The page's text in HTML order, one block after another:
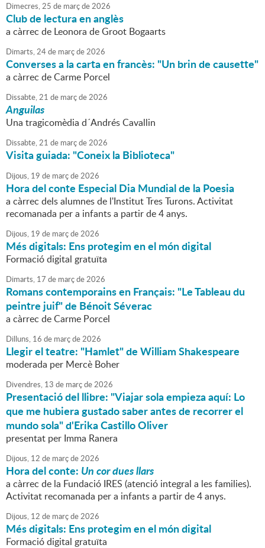
Dimecres,25 de marçde2026
Club de lectura en anglès
a càrrec de Leonora de Groot Bogaarts
Dimarts,24de marçde2026
Converses a la carta en francès: "Un brin de causette"
a càrrec de Carme Porcel
Dissabte,21 de marçde2026
Anguilas
Una tragicomèdia d´Andrés Cavallin
Dissabte,21 de marçde2026
Visita guiada: "Coneix la Biblioteca"
Dijous, 19 de marçde2026
Hora del conte Especial Dia Mundial de la Poesia
a càrrec dels alumnes de l'Institut Tres Turons. Activitat
recomanada per a infants a partir de 4 anys.
Dijous, 19 de marçde2026
Més digitals: Ens protegim en el món digital
Formació digital gratuïta
Dimarts, 17 de marçde2026
Romans contemporains en Français: "Le Tableau du
peintre juif" de Bénoit Séverac
a càrrec de Carme Porcel
Dilluns, 16 de marçde2026
Llegir el teatre: "Hamlet" de William Shakespeare
moderada per Mercè Boher
Divendres, 13 de marçde2026
Presentació del llibre: "Viajar sola empieza aquí: Lo
que me hubiera gustado saber antes de recorrer el
mundo sola" d'Erika Castillo Oliver
presentat per Imma Ranera
Dijous, 12 de marçde2026
Hora del conte: Un cor dues llars
a càrrec de la Fundació IRES (atenció integral a les families).
Activitat recomanada per a infants a partir de 4 anys.
Dijous, 12 de marçde2026
Més digitals: Ens protegim en el món digital
Formació digital gratuïta